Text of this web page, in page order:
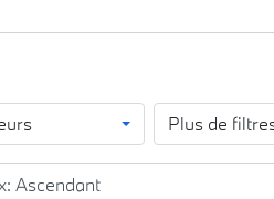
Plus de